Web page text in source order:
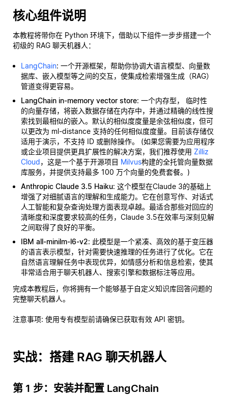
核心组件说明
本教程将带你在 Python 环境下，借助以下组件一步步搭建一个
初级的 RAG 聊天机器人：
LangChain: 一个开源框架，帮助你协调大语言模型、向量数
据库、嵌入模型等之间的交互，使集成检索增强生成（RAG）
管道变得更容易。
LangChain in-memory vector store: 一个内存型， 临时性
的向量存储，将嵌入数据存储在内存中，并通过精确的线性搜
索找到最相似的嵌入。默认的相似度度量是余弦相似度，但可
以更改为 ml-distance 支持的任何相似度度量。目前该存储仅
适用于演示，不支持 ID 或删除操作。 (如果您需要为应用程序
或企业项目提供更具扩展性的解决方案，我们推荐使用 Zilliz
Cloud，这是一个基于开源项目 Milvus构建的全托管向量数据
库服务，并提供支持最多 100 万个向量的免费套餐。)
Anthropic Claude 3.5 Haiku: 这个模型在Claude 3的基础上
增强了对细腻语言的理解和生成能力。它在创意写作、对话式
人工智能和复杂查询处理方面表现卓越。最适合那些对回应的
清晰度和深度要求较高的任务，Claude 3.5在效率与深刻见解
之间取得了良好的平衡。
IBM all-minilm-l6-v2: 此模型是一个紧凑、高效的基于变压器
的语言表示模型，针对需要快速推理的任务进行了优化。它在
自然语言理解任务中表现优异，如情感分析和信息检索，使其
非常适合用于聊天机器人、搜索引擎和数据标注等应用。
完成本教程后，你将拥有一个能够基于自定义知识库回答问题的
完整聊天机器人。
注意事项: 使用专有模型前请确保已获取有效 API 密钥。
实战：搭建 RAG 聊天机器人
第 1 步：安装并配置 LangChain